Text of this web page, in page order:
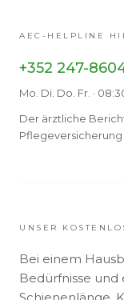
AEC-HELPLINE
+352 247-
Mo. Di. Do. Fr. ·
Der ärztliche
Pflegeversicherung
UNSER
Bei einem
Bedürfnisse und